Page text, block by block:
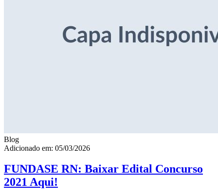
Blog
Adicionado em: 05/03/2026
FUNDASE RN: Baixar Edital Concurso
2021 Aqui!